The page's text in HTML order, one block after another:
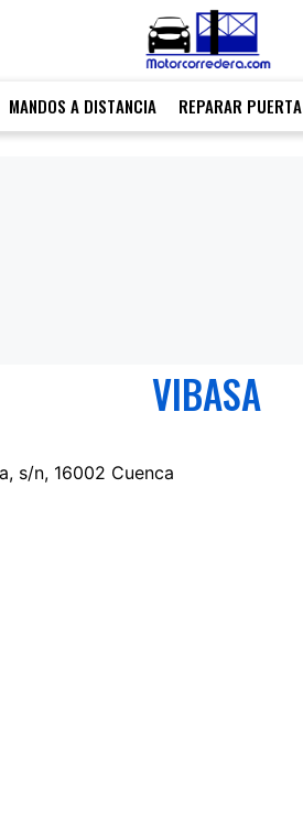
MANDOS A DISTANCIA REPARAR PUERTA
VIBASA
s/n, 16002 Cuenca